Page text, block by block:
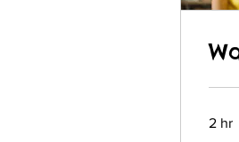
2 hr